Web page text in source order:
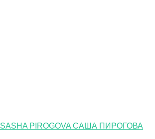
SASHA PIROGOVA САША ПИРОГОВА